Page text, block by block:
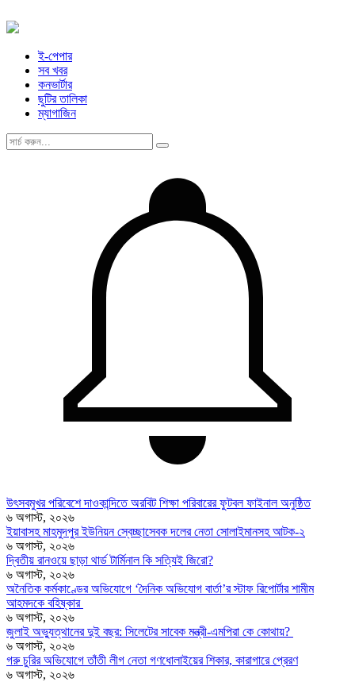
ই-পেপার
সব খবর
কনভার্টার
ছুটির তালিকা
ম্যাগাজিন
উৎসবমুখর পরিবেশে দাওকান্দিতে অরবিট শিক্ষা পরিবারের ফুটবল ফাইনাল অনুষ্ঠিত
৬ অগাস্ট, ২০২৬
ইয়াবাসহ মাহমুদপুর ইউনিয়ন স্বেচ্ছাসেবক দলের নেতা সোলাইমানসহ আটক-২
৬ অগাস্ট, ২০২৬
দ্বিতীয় রানওয়ে ছাড়া থার্ড টার্মিনাল কি সত্যিই জিরো?
৬ অগাস্ট, ২০২৬
অনৈতিক কর্মকাণ্ডের অভিযোগে ‘দৈনিক অভিযোগ বার্তা’র স্টাফ রিপোর্টার শামীম
আহমদকে বহিষ্কার
৬ অগাস্ট, ২০২৬
জুলাই অভ্যুত্থানের দুই বছর: সিলেটের সাবেক মন্ত্রী-এমপিরা কে কোথায়? ​
৬ অগাস্ট, ২০২৬
গরু চুরির অভিযোগে তাঁতী লীগ নেতা গণধোলাইয়ের শিকার, কারাগারে প্রেরণ
৬ অগাস্ট, ২০২৬